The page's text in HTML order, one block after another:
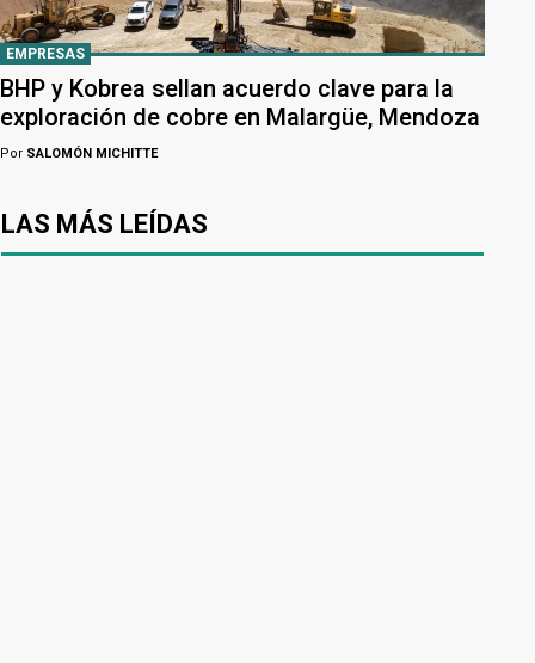
EMPRESAS
BHP y Kobrea sellan acuerdo clave para la
exploración de cobre en Malargüe, Mendoza
Por SALOMÓN MICHITTE
LAS MÁS LEÍDAS